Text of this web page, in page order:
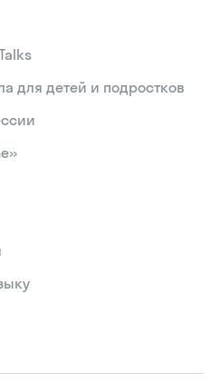
для детей и подростков